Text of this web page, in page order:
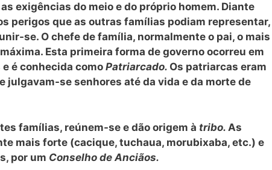
exigências do meio e do próprio homem. Diante
perigos que as outras famílias podiam representar,
se. O chefe de família, normalmente o pai, o mais
Esta primeira forma de governo ocorreu em
é conhecida como Patriarcado. Os patriarcas eram
se senhores até da vida e da morte de
famílias, reúnem-se e dão origem à tribo. As
mais forte (cacique, tuchaua, morubixaba, etc.) e
por um Conselho de Anciãos.